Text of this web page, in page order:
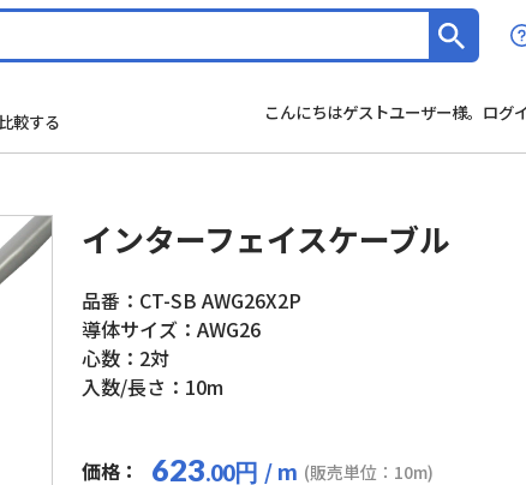
比較する こんにちはゲストユーザー様。ログ
インターフェイスケーブル
品番：CT-SB AWG26X2P
導体サイズ：AWG26
心数：2対
入数/長さ：10m
価格： 623.00円 / m (販売単位：10m)